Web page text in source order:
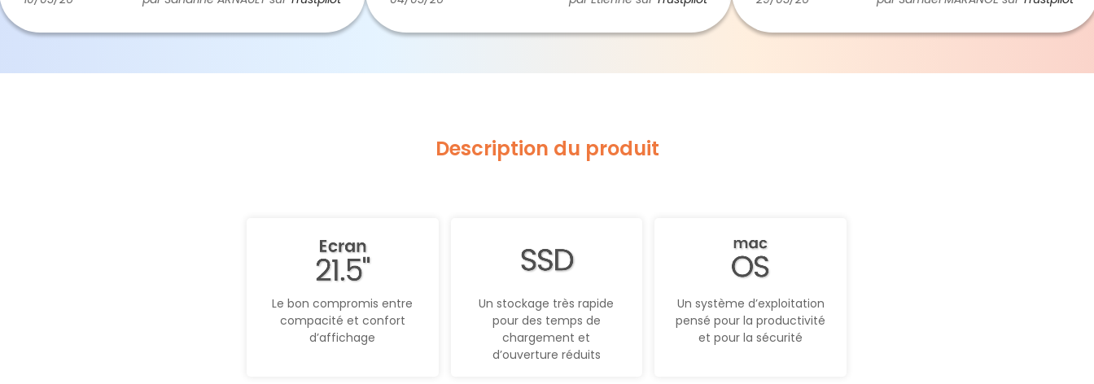
Description du produit
Le bon compromis entre
compacité et confort
d’affichage
Un stockage très rapide
pour des temps de
chargement et
d’ouverture réduits
Un système d’exploitation
pensé pour la productivité
et pour la sécurité